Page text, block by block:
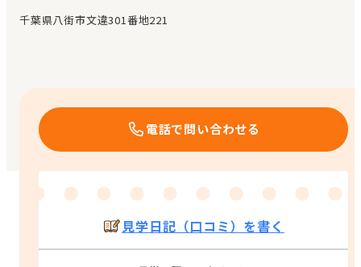
エンクルの特徴と活用方法
千葉県八街市文違301番地221
電話で問い合わせる
見学日記（口コミ）を書く